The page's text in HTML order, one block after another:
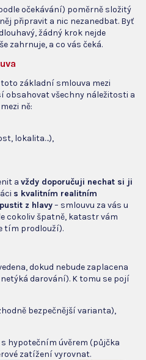
očekávání) poměrně složitý
připravit a nic nezanedbat. Byť
žádný krok nejde
zahrnuje, a co vás čeká.
toto základní smlouva mezi
všechny náležitosti a
ně:
lokalita…),
a vždy doporučuji nechat si ji
s kvalitním realitním
z hlavy– smlouvu za vás u
cokoliv špatně, katastr vám
tím prodlouží).
dokud nebude zaplacena
darování). K tomu se pojí
bezpečnější varianta),
hypotečním úvěrem (půjčka
zatížení vyrovnat.